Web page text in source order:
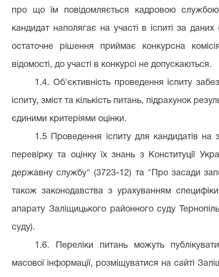
про що їм повідомляється кадровою
кандидат наполягає на участі в іспиті за
остаточне рішення приймає конкурсна
відомості, до участі в конкурсі не допускаються.
1.4. Об'єктивність проведення іспиту
іспиту, зміст та кількість питань, підрахунок
єдиними критеріями оцінки.
1.5 Проведення іспиту для кандидатів
перевірку та оцінку їх знань з Конституції
державну службу" (3723-12) та "Про засади
також законодавства з урахуванням специфіки
апарату Заліщицького районного суду
суду).
1.6. Переліки питань можуть
масової інформації, розміщуватися на сайті